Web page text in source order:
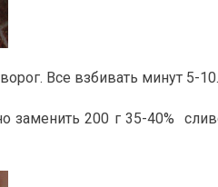
Все взбивать минут 5-10.
заменить 200 г 35-40%